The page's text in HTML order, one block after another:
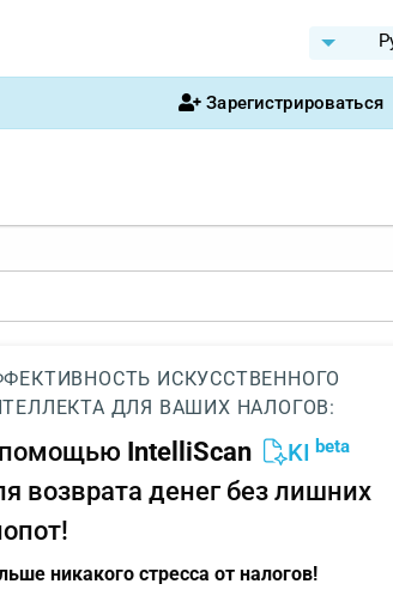
Зарегистрироваться
ИСКУССТВЕННОГО
ДЛЯ ВАШИХ НАЛОГОВ:
IntelliScan KI beta
возврата денег без лишних
никакого стресса от налогов!